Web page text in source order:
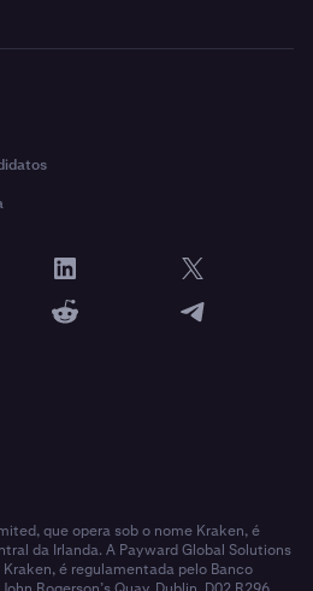
que opera sob o nome Kraken, é
da Irlanda. A Payward Global Solutions
é regulamentada pelo Banco